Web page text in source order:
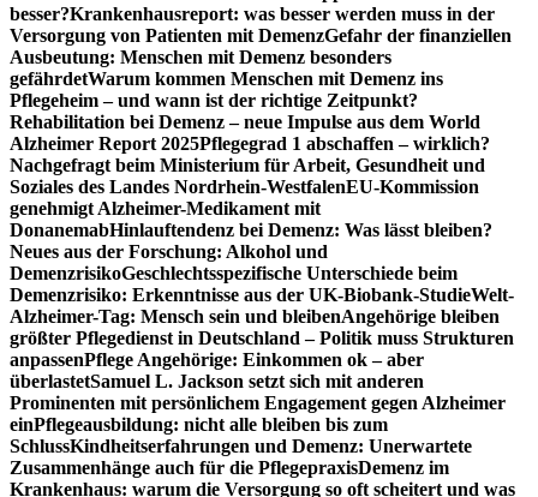
besser?Krankenhausreport: was besser werden muss in der
Versorgung von Patienten mit DemenzGefahr der finanziellen
Ausbeutung: Menschen mit Demenz besonders
gefährdetWarum kommen Menschen mit Demenz ins
Pflegeheim – und wann ist der richtige Zeitpunkt?
Rehabilitation bei Demenz – neue Impulse aus dem World
Alzheimer Report 2025Pflegegrad 1 abschaffen – wirklich?
Nachgefragt beim Ministerium für Arbeit, Gesundheit und
Soziales des Landes Nordrhein-WestfalenEU-Kommission
genehmigt Alzheimer-Medikament mit
DonanemabHinlauftendenz bei Demenz: Was lässt bleiben?
Neues aus der Forschung: Alkohol und
DemenzrisikoGeschlechtsspezifische Unterschiede beim
Demenzrisiko: Erkenntnisse aus der UK-Biobank-StudieWelt-
Alzheimer-Tag: Mensch sein und bleibenAngehörige bleiben
größter Pflegedienst in Deutschland – Politik muss Strukturen
anpassenPflege Angehörige: Einkommen ok – aber
überlastetSamuel L. Jackson setzt sich mit anderen
Prominenten mit persönlichem Engagement gegen Alzheimer
einPflegeausbildung: nicht alle bleiben bis zum
SchlussKindheitserfahrungen und Demenz: Unerwartete
Zusammenhänge auch für die PflegepraxisDemenz im
Krankenhaus: warum die Versorgung so oft scheitert und was